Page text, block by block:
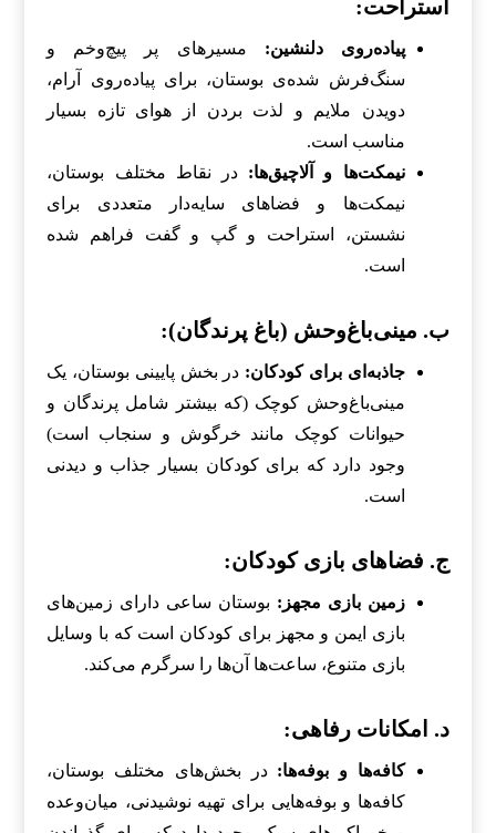
استراحت:
پیاده‌روی دلنشین: مسیرهای پر پیچ‌وخم و
سنگ‌فرش شده‌ی بوستان، برای پیاده‌روی آرام،
دویدن ملایم و لذت بردن از هوای تازه بسیار
مناسب است.
نیمکت‌ها و آلاچیق‌ها: در نقاط مختلف بوستان،
نیمکت‌ها و فضاهای سایه‌دار متعددی برای
نشستن، استراحت و گپ و گفت فراهم شده
است.
ب. مینی‌باغ‌وحش (باغ پرندگان):
جاذبه‌ای برای کودکان: در بخش پایینی بوستان، یک
مینی‌باغ‌وحش کوچک (که بیشتر شامل پرندگان و
حیوانات کوچک مانند خرگوش و سنجاب است)
وجود دارد که برای کودکان بسیار جذاب و دیدنی
است.
ج. فضاهای بازی کودکان:
زمین بازی مجهز: بوستان ساعی دارای زمین‌های
بازی ایمن و مجهز برای کودکان است که با وسایل
بازی متنوع، ساعت‌ها آن‌ها را سرگرم می‌کند.
د. امکانات رفاهی:
کافه‌ها و بوفه‌ها: در بخش‌های مختلف بوستان،
کافه‌ها و بوفه‌هایی برای تهیه نوشیدنی، میان‌وعده